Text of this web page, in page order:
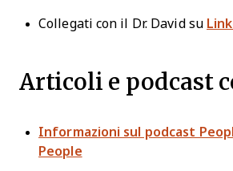
Collegati con il Dr. David su
Articoli e podcast
Informazioni sul podcast
People